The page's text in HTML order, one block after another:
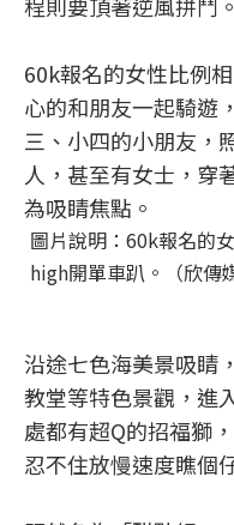
60k報名的女性比例
心的和朋友一起騎遊
三、小四的小朋友，
人，甚至有女士，穿
為吸睛焦點。
圖片說明：60k報名的
high開單車趴。（欣傳
沿途七色海美景吸睛
教堂等特色景觀，進
處都有超Q的招福獅
忍不住放慢速度瞧個